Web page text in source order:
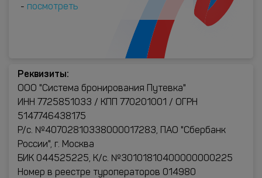
- посмотреть
Реквизиты:
ООО "Система бронирования Путевка"
ИНН 7725851033 / КПП 770201001 / ОГРН
5147746438175
Р/с. №40702810338000017283, ПАО "Сбербанк
России", г. Москва
БИК 044525225, К/с. №30101810400000000225
Номер в реестре туроператоров 014980